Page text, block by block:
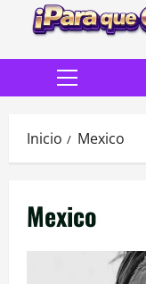
Menú
Inicio Mexico
Mexico